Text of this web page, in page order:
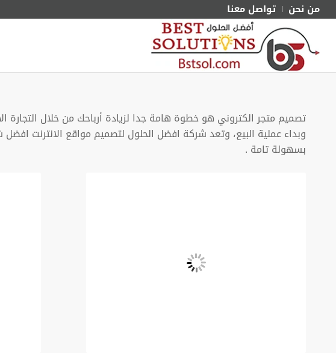
من نحن تواصل معنا
تصميم متجر الكتروني هو خطوة هامة جدا لزيادة أرباحك من خلال
وبداء عملية البيع، وتعد شركة افضل الحلول لتصميم مواقع الانترنت
بسهولة تامة .